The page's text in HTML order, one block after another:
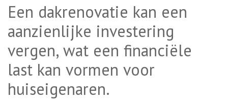
Een dakrenovatie kan een
aanzienlijke investering
vergen, wat een financiële
last kan vormen voor
huiseigenaren.